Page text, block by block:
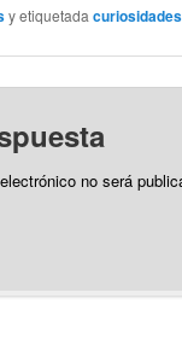
y etiquetada curiosidades
no será